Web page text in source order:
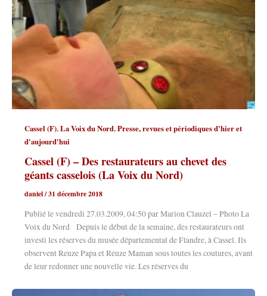
Cassel (F),La Voix du Nord,Presse, revues et périodiques d'hier et
d'aujourd'hui
Cassel (F) – Des restaurateurs au chevet des
géants casselois (La Voix du Nord)
daniel/31 décembre 2018
Publié le vendredi 27.03.2009, 04:50 par Marion Clauzel – Photo La
Voix du Nord Depuis le début de la semaine, des restaurateurs ont
investi les réserves du musée départemental de Flandre, à Cassel. Ils
observent Reuze Papa et Reuze Maman sous toutes les coutures, avant
de leur redonner une nouvelle vie. Les réserves du